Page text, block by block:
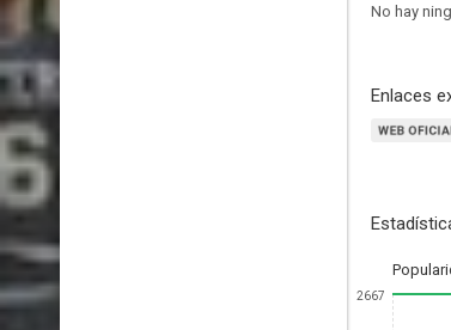
No hay
Enlaces
2667